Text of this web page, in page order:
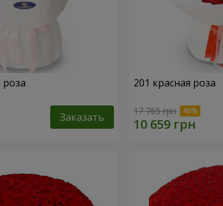
роза
Заказать
201 красная роза
17 765 грн